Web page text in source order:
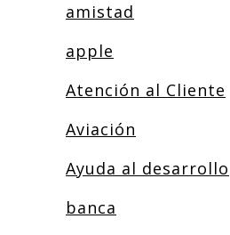
amistad
apple
Atención al Cliente
Aviación
Ayuda al desarrollo
banca